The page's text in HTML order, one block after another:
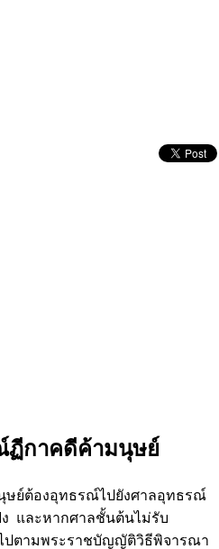
ฏีกาคดีค้ามนุษย์
ย์ต้องอุทธรณ์ไปยังศาลอุทธรณ์
และหากศาลชั้นต้นไม่รับ
ปตามพระราชบัญญัติวิธีพิจารณา